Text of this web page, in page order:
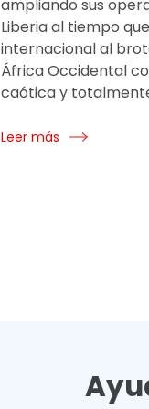
ampliando sus
Liberia al tiempo
internacional al
África Occidental
caótica y
Leer más